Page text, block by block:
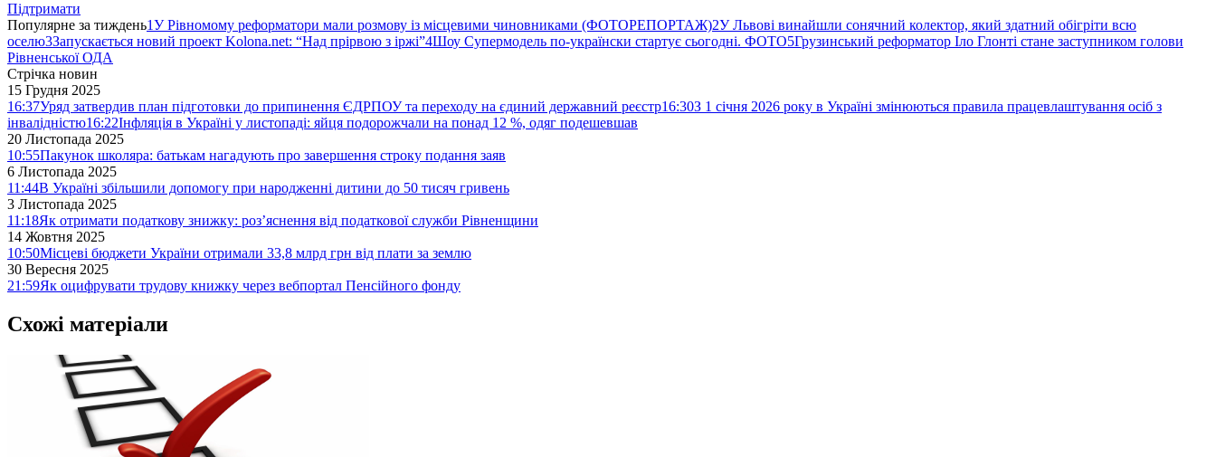
Підтримати
Популярне за тиждень1У Рівномому реформатори мали розмову із місцевими чиновниками (ФОТОРЕПОРТАЖ)2У Львові винайшли сонячний колектор, який здатний обігріти всю
оселю3Запускається новий проект Kolona.net: “Над прірвою з іржі”4Шоу Супермодель по-українски стартує сьогодні. ФОТО5Грузинський реформатор Іло Глонті стане заступником голови
Рівненської ОДА
Стрічка новин
15 Грудня 2025
16:37Уряд затвердив план підготовки до припинення ЄДРПОУ та переходу на єдиний державний реєстр16:30З 1 січня 2026 року в Україні змінюються правила працевлаштування осіб з
інвалідністю16:22Інфляція в Україні у листопаді: яйця подорожчали на понад 12 %, одяг подешевшав
20 Листопада 2025
10:55Пакунок школяра: батькам нагадують про завершення строку подання заяв
6 Листопада 2025
11:44В Україні збільшили допомогу при народженні дитини до 50 тисяч гривень
3 Листопада 2025
11:18Як отримати податкову знижку: роз’яснення від податкової служби Рівненщини
14 Жовтня 2025
10:50Місцеві бюджети України отримали 33,8 млрд грн від плати за землю
30 Вересня 2025
21:59Як оцифрувати трудову книжку через вебпортал Пенсійного фонду
Схожі матеріали